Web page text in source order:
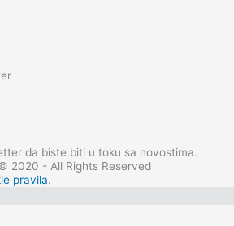
da biste biti u toku sa novostima.
2020 - All Rights Reserved
pravila.